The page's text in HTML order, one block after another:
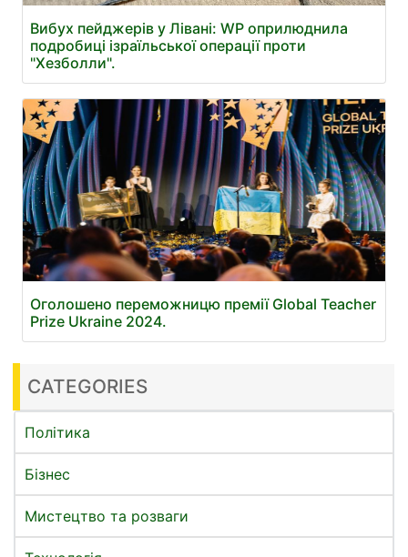
Вибух пейджерів у Лівані: WP оприлюднила
подробиці ізраїльської операції проти
"Хезболли".
Оголошено переможницю премії Global Teacher
Prize Ukraine 2024.
CATEGORIES
Політика
Бізнес
Мистецтво та розваги